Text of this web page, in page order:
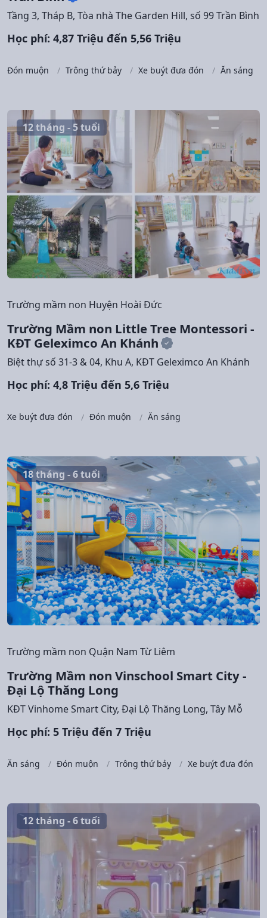
Tầng 3, Tháp B, Tòa nhà The Garden Hill, số 99 Trần Bình
Học phí: 4,87 Triệu đến 5,56 Triệu
Đón muộn Trông thứ bảy Xe buýt đưa đón Ăn sáng
12 tháng - 5 tuổi
Trường mầm non Huyện Hoài Đức
Trường Mầm non Little Tree Montessori -
KĐT Geleximco An Khánh
Biệt thự số 31-3 & 04, Khu A, KĐT Geleximco An Khánh
Học phí: 4,8 Triệu đến 5,6 Triệu
Xe buýt đưa đón Đón muộn Ăn sáng
18 tháng - 6 tuổi
Trường mầm non Quận Nam Từ Liêm
Trường Mầm non Vinschool Smart City -
Đại Lộ Thăng Long
KĐT Vinhome Smart City, Đại Lộ Thăng Long, Tây Mỗ
Học phí: 5 Triệu đến 7 Triệu
Ăn sáng Đón muộn Trông thứ bảy Xe buýt đưa đón
12 tháng - 6 tuổi